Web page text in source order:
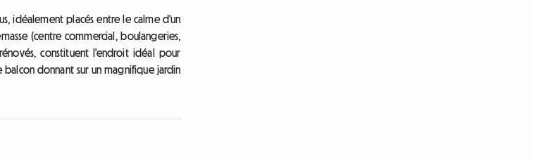
idéalement placés entre le calme d'un
(centre commercial, boulangeries,
constituent l'endroit idéal pour
donnant sur un magnifique jardin